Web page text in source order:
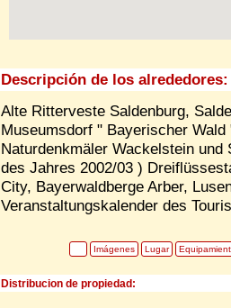
Descripción de los alrededores:
Alte Ritterveste Saldenburg,
Museumsdorf " Bayerischer
Naturdenkmäler Wackelstein
des Jahres 2002/03 )
City, Bayerwaldberge Arber,
Veranstaltungskalender des
Imágenes Lugar
Distribucion de propiedad: